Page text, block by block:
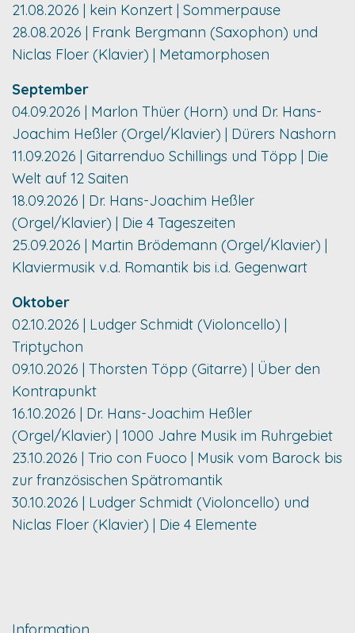
21.08.2026 | kein Konzert | Sommerpause
28.08.2026 | Frank Bergmann (Saxophon) und
Niclas Floer (Klavier) | Metamorphosen
September
04.09.2026 | Marlon Thüer (Horn) und Dr. Hans-
Joachim Heßler (Orgel/Klavier) | Dürers Nashorn
11.09.2026 | Gitarrenduo Schillings und Töpp | Die
Welt auf 12 Saiten
18.09.2026 | Dr. Hans-Joachim Heßler
(Orgel/Klavier) | Die 4 Tageszeiten
25.09.2026 | Martin Brödemann (Orgel/Klavier) |
Klaviermusik v.d. Romantik bis i.d. Gegenwart
Oktober
02.10.2026 | Ludger Schmidt (Violoncello) |
Triptychon
09.10.2026 | Thorsten Töpp (Gitarre) | Über den
Kontrapunkt
16.10.2026 | Dr. Hans-Joachim Heßler
(Orgel/Klavier) | 1000 Jahre Musik im Ruhrgebiet
23.10.2026 | Trio con Fuoco | Musik vom Barock bis
zur französischen Spätromantik
30.10.2026 | Ludger Schmidt (Violoncello) und
Niclas Floer (Klavier) | Die 4 Elemente